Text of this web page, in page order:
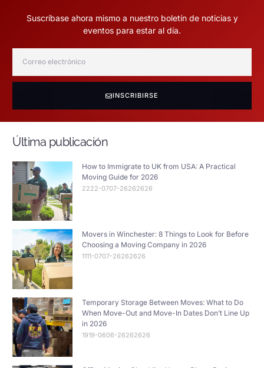
Suscríbase ahora mismo a nuestro boletín de noticias y
eventos para estar al día.
INSCRIBIRSE
Última publicación
How to Immigrate to UK from USA: A Practical
Moving Guide for 2026
2222-0707-26262626
Movers in Winchester: 8 Things to Look for Before
Choosing a Moving Company in 2026
1111-0707-26262626
Temporary Storage Between Moves: What to Do
When Move-Out and Move-In Dates Don’t Line Up
in 2026
1919-0606-26262626